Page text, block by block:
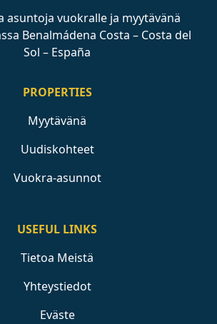
asuntoja vuokralle ja myytävänä
Benalmádena Costa – Costa del
Sol – España
PROPERTIES
Myytävänä
Uudiskohteet
Vuokra-asunnot
USEFUL LINKS
Tietoa Meistä
Yhteystiedot
Eväste